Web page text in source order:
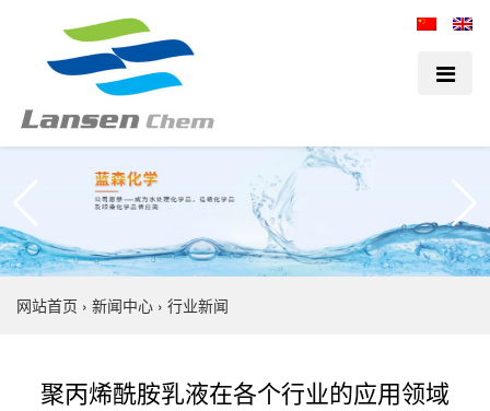
网站首页 › 新闻中心 › 行业新闻
聚丙烯酰胺乳液在各个行业的应用领域